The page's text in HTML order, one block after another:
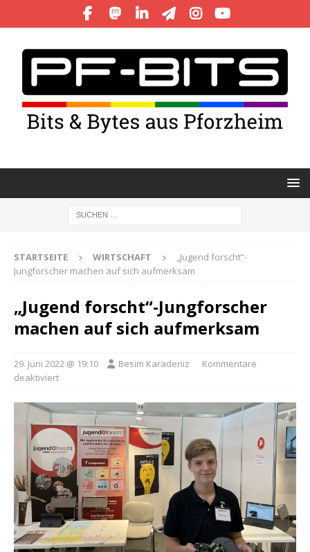
STARTSEITE WIRTSCHAFT
„Jugend forscht“-
Jungforscher machen auf sich aufmerksam
„Jugend forscht“-Jungforscher
machen auf sich aufmerksam
29. Juni 2022 @ 19:10 Besim Karadeniz
Kommentare
deaktiviert